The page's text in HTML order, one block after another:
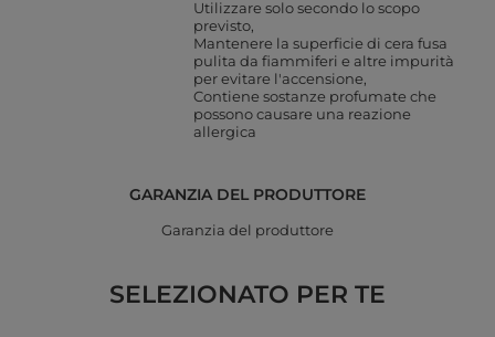
Utilizzare solo secondo lo scopo
previsto
Mantenere la superficie di cera fusa
pulita da fiammiferi e altre impurità
per evitare l'accensione
Contiene sostanze profumate che
possono causare una reazione
allergica
GARANZIA DEL PRODUTTORE
Garanzia del produttore
SELEZIONATO PER TE